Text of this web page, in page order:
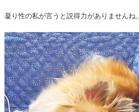
凝り性の私が言うと説得力がありませんね。